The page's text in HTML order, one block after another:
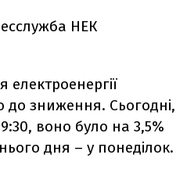
НЕК
до зниження. Сьогодні,
воно було на 3,5%
дня – у понеділок.